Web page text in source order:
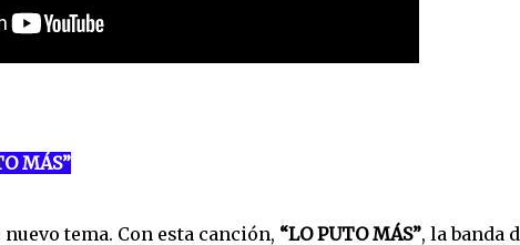
MÁS”
tema. Con esta canción, “LO PUTO MÁS”, la banda